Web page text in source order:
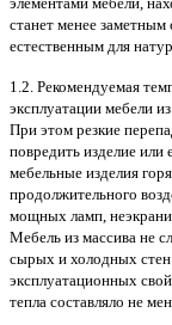
станет менее
естественным для
1.2. Рекомендуемая
эксплуатации мебели
При этом резкие
повредить изделие или
мебельные изделия
продолжительного
мощных ламп,
Мебель из массива не
сырых и холодных
эксплуатационных
тепла составляло не